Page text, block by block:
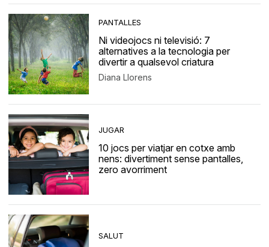
PANTALLES
Ni videojocs ni televisió: 7
alternatives a la tecnologia per
divertir a qualsevol criatura
Diana Llorens
JUGAR
10 jocs per viatjar en cotxe amb
nens: divertiment sense pantalles,
zero avorriment
SALUT